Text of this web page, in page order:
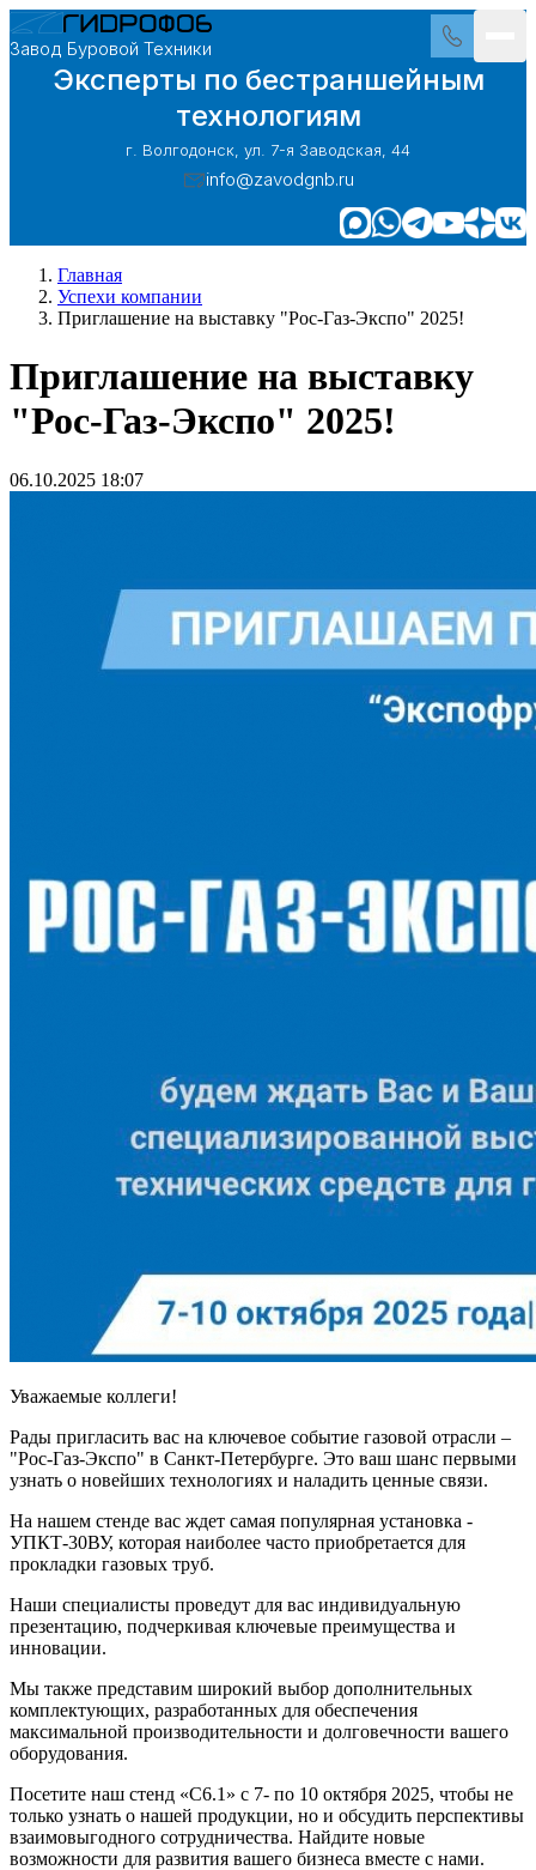
Завод Буровой Техники
Эксперты по бестраншейным
технологиям
г. Волгодонск, ул. 7-я Заводская, 44
info@zavodgnb.ru
Главная
Успехи компании
Приглашение на выставку "Рос-Газ-Экспо" 2025!
Приглашение на выставку
"Рос-Газ-Экспо" 2025!
06.10.2025 18:07
Уважаемые коллеги!
Рады пригласить вас на ключевое событие газовой отрасли –
"Рос-Газ-Экспо" в Санкт-Петербурге. Это ваш шанс первыми
узнать о новейших технологиях и наладить ценные связи.
На нашем стенде вас ждет самая популярная установка -
УПКТ-30ВУ, которая наиболее часто приобретается для
прокладки газовых труб.
Наши специалисты проведут для вас индивидуальную
презентацию, подчеркивая ключевые преимущества и
инновации.
Мы также представим широкий выбор дополнительных
комплектующих, разработанных для обеспечения
максимальной производительности и долговечности вашего
оборудования.
Посетите наш стенд «С6.1» с 7- по 10 октября 2025, чтобы не
только узнать о нашей продукции, но и обсудить перспективы
взаимовыгодного сотрудничества. Найдите новые
возможности для развития вашего бизнеса вместе с нами.